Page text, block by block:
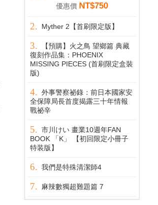
優惠價 NT$750
Myther 2【首刷限定版】
【預購】火之鳥 望鄉篇 典藏
復刻作品集：PHOENIX
MISSING PIECES (首刷限定盒裝
版)
外事警察祕錄：前日本國家安
全保障局長首度揭露三十年情報
戰祕辛
市川けい 畫業10週年FAN
BOOK 「K」 【初回限定小冊子
特装版】
我們是特殊清潔師4
麻辣數獨超難題篇 7